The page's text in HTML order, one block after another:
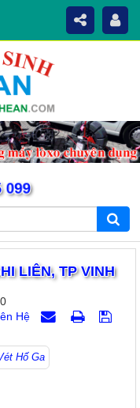
099
LIÊN, TP VINH
Hệ
Hố Ga